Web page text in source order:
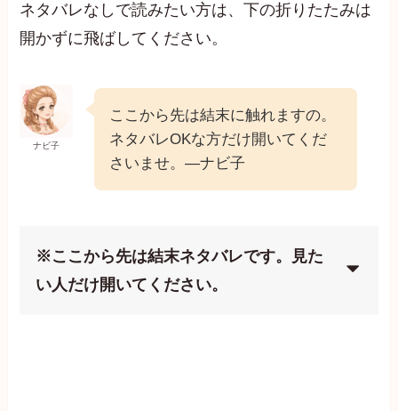
ネタバレなしで読みたい方は、下の折りたたみは
開かずに飛ばしてください。
ナビ子
ここから先は結末に触れますの。
ネタバレOKな方だけ開いてくだ
さいませ。—ナビ子
※ここから先は結末ネタバレです。見た
い人だけ開いてください。